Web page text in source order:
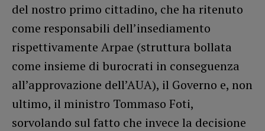
del nostro primo cittadino, che ha ritenuto
come responsabili dell’insediamento
rispettivamente Arpae (struttura bollata
come insieme di burocrati in conseguenza
all’approvazione dell’AUA), il Governo e, non
ultimo, il ministro Tommaso Foti,
sorvolando sul fatto che invece la decisione